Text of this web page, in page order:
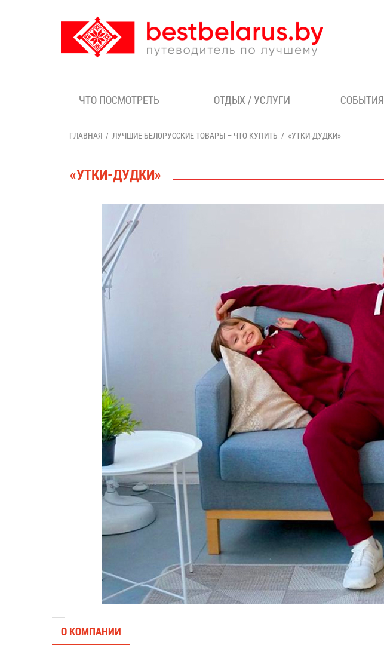
ЧТО ПОСМОТРЕТЬ ОТДЫХ / УСЛУГИ СОБЫТИЯ
ГЛАВНАЯ ЛУЧШИЕ БЕЛОРУССКИЕ ТОВАРЫ – ЧТО КУПИТЬ «УТКИ-ДУДКИ»
«УТКИ-ДУДКИ»
О КОМПАНИИ